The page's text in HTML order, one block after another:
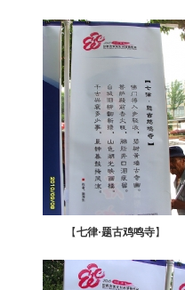
【七律·题古鸡鸣寺】